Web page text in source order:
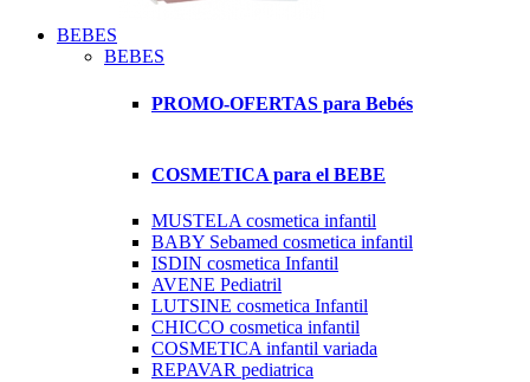
BEBES
BEBES
PROMO-OFERTAS para Bebés
COSMETICA para el BEBE
MUSTELA cosmetica infantil
BABY Sebamed cosmetica infantil
ISDIN cosmetica Infantil
AVENE Pediatril
LUTSINE cosmetica Infantil
CHICCO cosmetica infantil
COSMETICA infantil variada
REPAVAR pediatrica